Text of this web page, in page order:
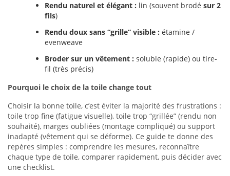
Rendu naturel et élégant : lin (souvent brodé sur 2
fils)
Rendu doux sans “grille” visible : étamine /
evenweave
Broder sur un vêtement : soluble (rapide) ou tire-
fil (très précis)
Pourquoi le choix de la toile change tout
Choisir la bonne toile, c’est éviter la majorité des frustrations :
toile trop fine (fatigue visuelle), toile trop “grillée” (rendu non
souhaité), marges oubliées (montage compliqué) ou support
inadapté (vêtement qui se déforme). Ce guide te donne des
repères simples : comprendre les mesures, reconnaître
chaque type de toile, comparer rapidement, puis décider avec
une checklist.